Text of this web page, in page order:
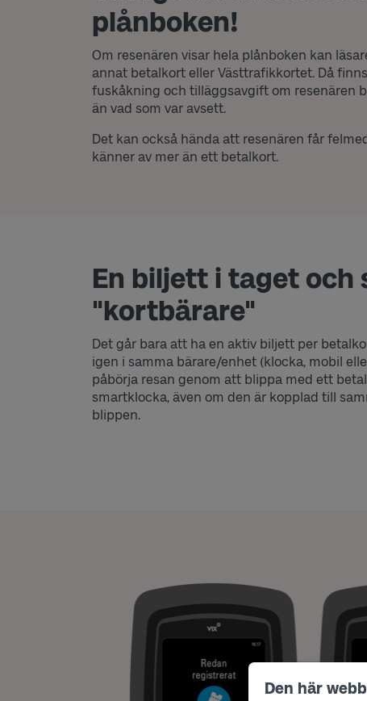
Den här
plånboken!
Om resenären visar hela plånboken kan
annat betalkort eller Västtrafikkortet. Då
fuskåkning och tilläggsavgift om resenären
än vad som var avsett.
Det kan också hända att resenären får
känner av mer än ett betalkort.
En biljett i taget och
"kortbärare"
Det går bara att ha en aktiv biljett per
igen i samma bärare/enhet (klocka, mobil
påbörja resan genom att blippa med ett
smartklocka, även om den är kopplad till
blippen.